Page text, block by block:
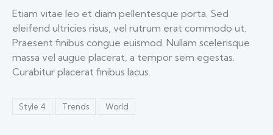
Etiam vitae leo et diam pellentesque porta. Sed
eleifend ultricies risus, vel rutrum erat commodo ut.
Praesent finibus congue euismod. Nullam scelerisque
massa vel augue placerat, a tempor sem egestas.
Curabitur placerat finibus lacus.
Style 4 Trends World